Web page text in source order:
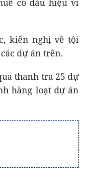
có dấu hiệu vi
kiến nghị về tội
dự án trên.
thanh tra 25 dự
hàng loạt dự án